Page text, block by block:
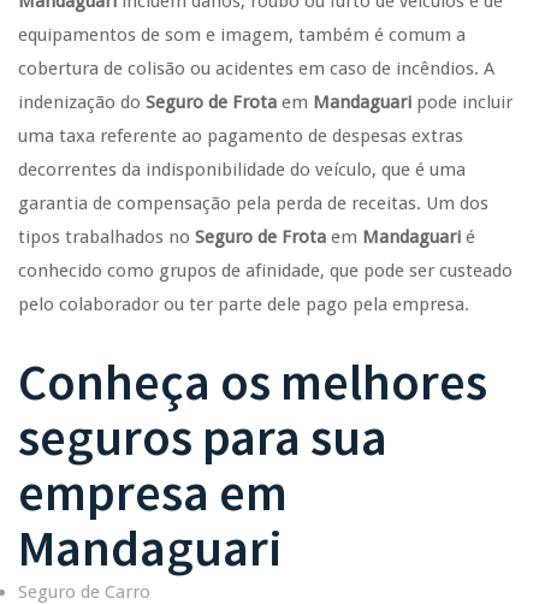
equipamentos de som e imagem, também é comum a
cobertura de colisão ou acidentes em caso de incêndios. A
indenização do Seguro de Frota em Mandaguari pode incluir
uma taxa referente ao pagamento de despesas extras
decorrentes da indisponibilidade do veículo, que é uma
garantia de compensação pela perda de receitas. Um dos
tipos trabalhados no Seguro de Frota em Mandaguari é
conhecido como grupos de afinidade, que pode ser custeado
pelo colaborador ou ter parte dele pago pela empresa.
Conheça os melhores
seguros para sua
empresa em
Mandaguari
Seguro de Carro